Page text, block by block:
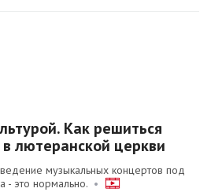
Как решиться
лютеранской церкви
музыкальных концертов под
- это нормально. •